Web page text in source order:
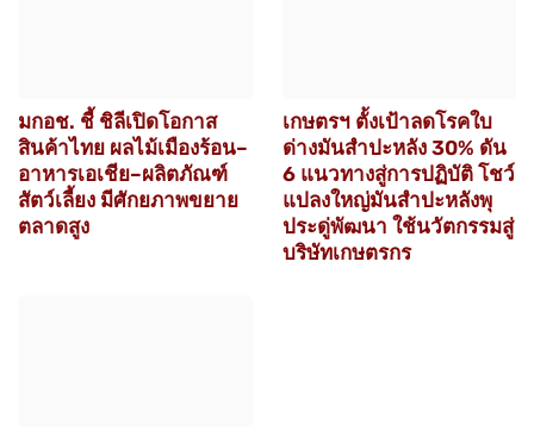
มกอช. ชี้ ชิลีเปิดโอกาส
สินค้าไทย ผลไม้เมืองร้อน–
อาหารเอเชีย–ผลิตภัณฑ์
สัตว์เลี้ยง มีศักยภาพขยาย
ตลาดสูง
เกษตรฯ ตั้งเป้าลดโรคใบ
ด่างมันสำปะหลัง 30% ดัน
6 แนวทางสู่การปฏิบัติ โชว์
แปลงใหญ่มันสำปะหลังพุ
ประดู่พัฒนา ใช้นวัตกรรมสู่
บริษัทเกษตรกร